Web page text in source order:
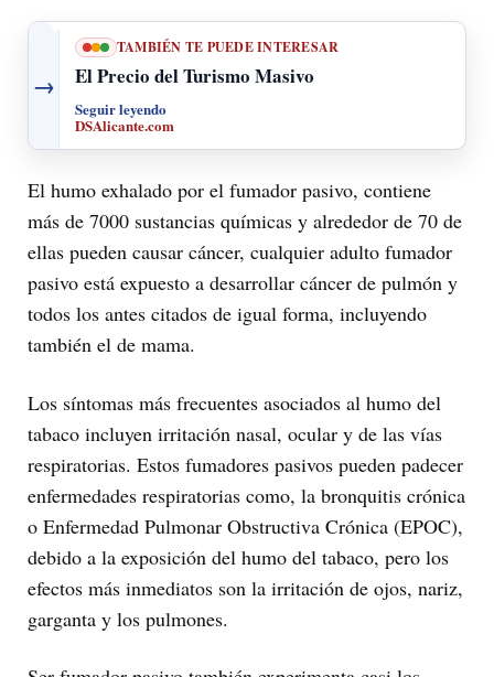
→
TAMBIÉN TE PUEDE INTERESAR
El Precio del Turismo Masivo
Seguir leyendo
DSAlicante.com
El humo exhalado por el fumador pasivo, contiene
más de 7000 sustancias químicas y alrededor de 70 de
ellas pueden causar cáncer, cualquier adulto fumador
pasivo está expuesto a desarrollar cáncer de pulmón y
todos los antes citados de igual forma, incluyendo
también el de mama.
Los síntomas más frecuentes asociados al humo del
tabaco incluyen irritación nasal, ocular y de las vías
respiratorias. Estos fumadores pasivos pueden padecer
enfermedades respiratorias como, la bronquitis crónica
o Enfermedad Pulmonar Obstructiva Crónica (EPOC),
debido a la exposición del humo del tabaco, pero los
efectos más inmediatos son la irritación de ojos, nariz,
garganta y los pulmones.